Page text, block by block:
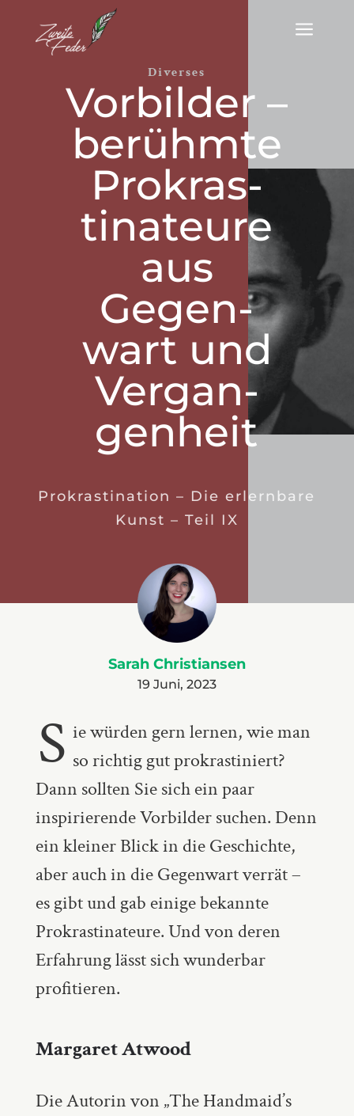
a
Diverses
Vor­bil­der –
be­rühm­te
Pro­kras­
tina­teure
aus
Gegen­
wart und
Ver­gan­
gen­heit
Prokrastination – Die erlernbare
Kunst – Teil IX
Sarah Christiansen
19 Juni, 2023
S ie würden gern lernen, wie man
so richtig gut prokrastiniert?
Dann sollten Sie sich ein paar
inspirierende Vorbilder suchen. Denn
ein kleiner Blick in die Geschichte,
aber auch in die Gegenwart verrät –
es gibt und gab einige bekannte
Prokrastinateure. Und von deren
Erfahrung lässt sich wunderbar
profitieren.
Margaret Atwood
Die Autorin von „The Handmaid’s